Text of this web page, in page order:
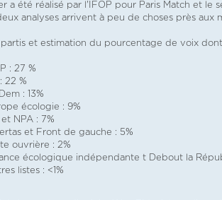
a été réalisé par l'IFOP pour Paris Match et le
analyses arrivent à peu de choses près
partis et estimation du pourcentage de voix
: 27 %
22 %
: 13%
écologie : 9%
et NPA : 7%
et Front de gauche : 5%
ouvrière : 2%
écologique indépendante t Debout la
listes : <1%